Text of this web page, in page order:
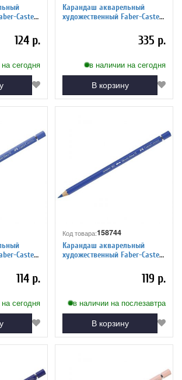
Castell
124 р.
сегодня
Карандаш акварельный
художественный Faber-Castell
335 р.
в наличии на сегодня
В корзину
Castell
114 р.
сегодня
Код товара:158744
Карандаш акварельный
художественный Faber-Castell
119 р.
в наличии на послезавтра
В корзину